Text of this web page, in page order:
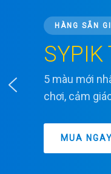
HÀNG SẴN
SYPIK
5 màu mới
chơi, cảm
MUA NGAY